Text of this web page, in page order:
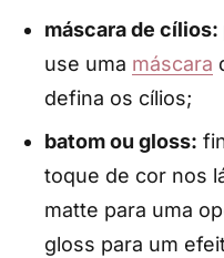
máscara de cílios:
use uma máscara
defina os cílios;
batom ou gloss:
toque de cor nos
matte para uma
gloss para um